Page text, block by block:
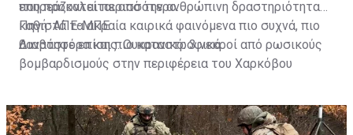
επηρεάζονται περισσότερο.
που προκαλείται από την ανθρώπινη δραστηριότητα
καθιστά τα ακραία καιρικά φαινόμενα πιο συχνά, πιο
θανατηφόρα και πιο καταστροφικά.
Πηγή: ΑΠΕ-ΜΠΕ
Διαβάστε επίσης:Ουκρανικό: 3 νεκροί από ρωσικούς
βομβαρδισμούς στην περιφέρεια του Χαρκόβου